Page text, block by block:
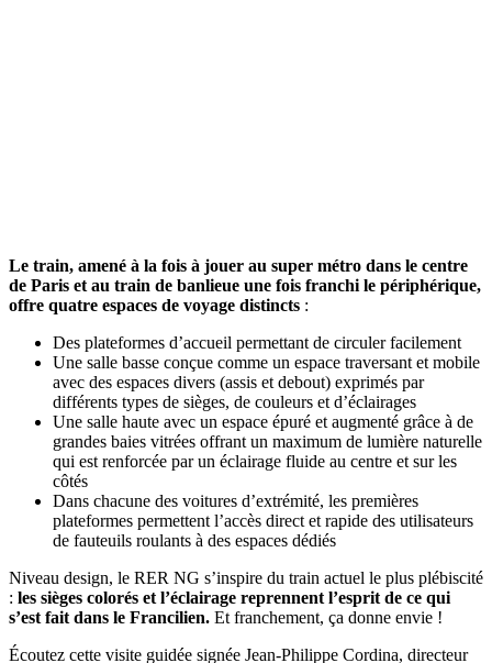
Le train, amené à la fois à jouer au super métro dans le centre
de Paris et au train de banlieue une fois franchi le périphérique,
offre quatre espaces de voyage distincts :
Des plateformes d’accueil permettant de circuler facilement
Une salle basse conçue comme un espace traversant et mobile
avec des espaces divers (assis et debout) exprimés par
différents types de sièges, de couleurs et d’éclairages
Une salle haute avec un espace épuré et augmenté grâce à de
grandes baies vitrées offrant un maximum de lumière naturelle
qui est renforcée par un éclairage fluide au centre et sur les
côtés
Dans chacune des voitures d’extrémité, les premières
plateformes permettent l’accès direct et rapide des utilisateurs
de fauteuils roulants à des espaces dédiés
Niveau design, le RER NG s’inspire du train actuel le plus plébiscité
: les sièges colorés et l’éclairage reprennent l’esprit de ce qui
s’est fait dans le Francilien. Et franchement, ça donne envie !
Écoutez cette visite guidée signée Jean-Philippe Cordina, directeur